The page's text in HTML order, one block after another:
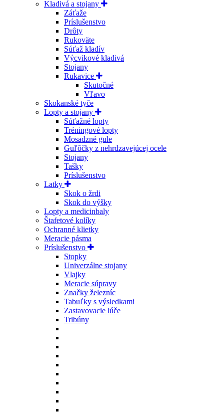
Kladivá a stojany
Záťaže
Príslušenstvo
Drôty
Rukoväte
Súťaž kladív
Výcvikové kladivá
Stojany
Rukavice
Skutočné
Vľavo
Skokanské tyče
Lopty a stojany
Súťažné lopty
Tréningové lopty
Mosadzné gule
Guľôčky z nehrdzavejúcej ocele
Stojany
Tašky
Príslušenstvo
Latky
Skok o žrdi
Skok do výšky
Lopty a medicinbaly
Štafetové kolíky
Ochranné klietky
Meracie pásma
Príslušenstvo
Stopky
Univerzálne stojany
Vlajky
Meracie súpravy
Značky železníc
Tabuľky s výsledkami
Zastavovacie lúče
Tribúny